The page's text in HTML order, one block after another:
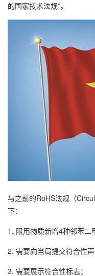
的国家技术法规”。
与之前的RoHS法规（
下：
1. 限用物质新增4种邻苯二
2. 需要向当局提交符合性声
3. 需要展示符合性标志；